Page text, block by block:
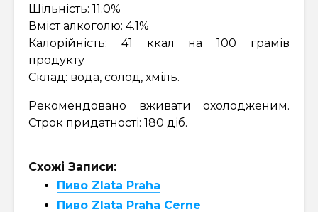
Щільність: 11.0%
Вміст алкоголю: 4.1%
Калорійність: 41 ккал на 100 грамів
продукту
Склад: вода, солод, хміль.
Рекомендовано вживати охолодженим.
Строк придатності: 180 діб.
Схожі Записи:
Пиво Zlata Praha
Пиво Zlata Praha Cerne